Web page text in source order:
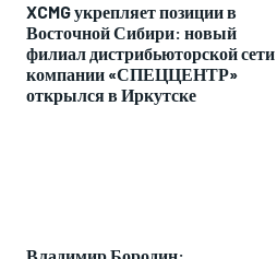
XCMG укрепляет позиции в
Восточной Сибири: новый
филиал дистрибьюторской сети
компании «СПЕЦЦЕНТР»
открылся в Иркутске